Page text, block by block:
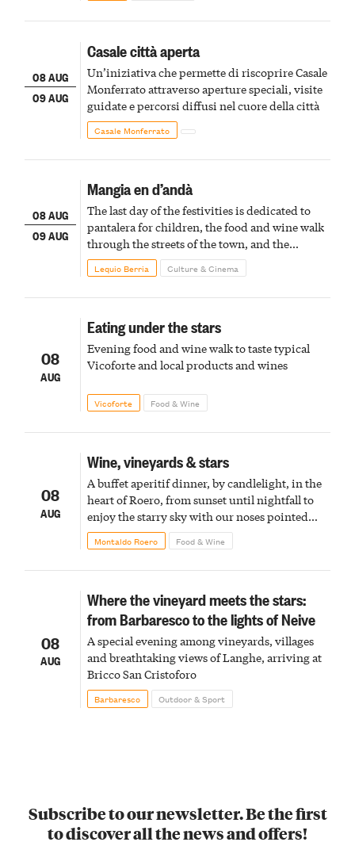
08 AUG
09 AUG
Casale città aperta
Un’iniziativa che permette di riscoprire Casale
Monferrato attraverso aperture speciali, visite
guidate e percorsi diffusi nel cuore della città
Casale Monferrato
08 AUG
09 AUG
Mangia en d’andà
The last day of the festivities is dedicated to
pantalera for children, the food and wine walk
through the streets of the town, and the
fireworks finale
Lequio Berria Culture & Cinema
08
AUG
Eating under the stars
Evening food and wine walk to taste typical
Vicoforte and local products and wines
Vicoforte Food & Wine
08
AUG
Wine, vineyards & stars
A buffet aperitif dinner, by candlelight, in the
heart of Roero, from sunset until nightfall to
enjoy the starry sky with our noses pointed
upward
Montaldo Roero Food & Wine
08
AUG
Where the vineyard meets the stars:
from Barbaresco to the lights of Neive
A special evening among vineyards, villages
and breathtaking views of Langhe, arriving at
Bricco San Cristoforo
Barbaresco Outdoor & Sport
Subscribe to our newsletter. Be the first
to discover all the news and offers!